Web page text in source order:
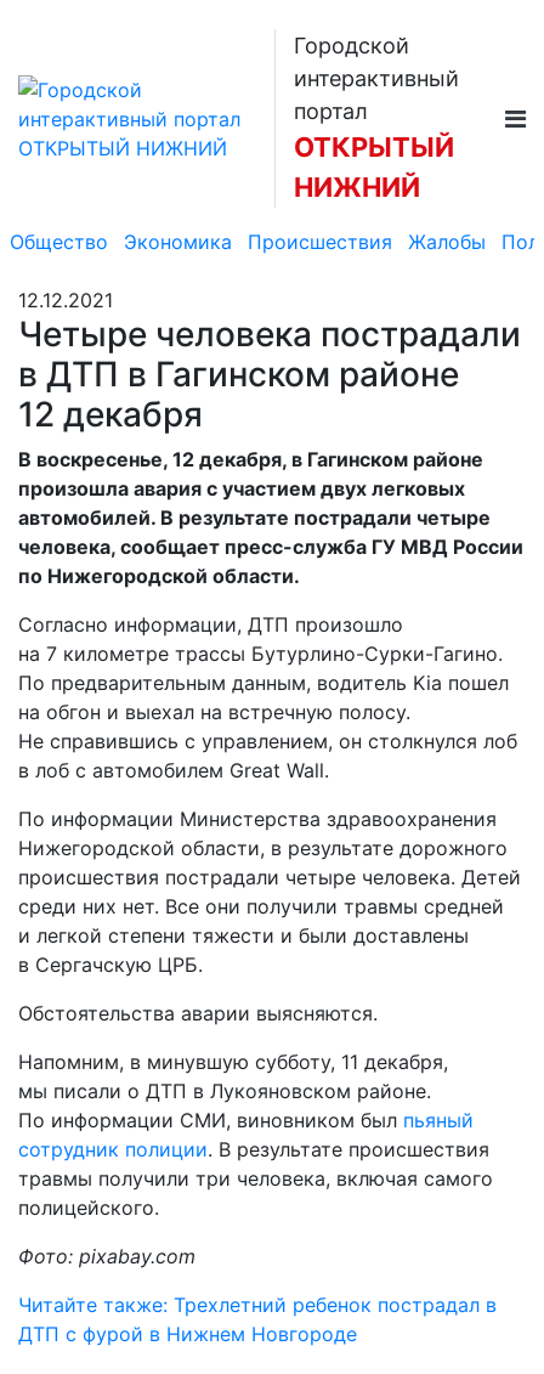
Городской
интерактивный
портал
ОТКРЫТЫЙ
НИЖНИЙ
Общество Экономика Происшествия Жалобы
12.12.2021
Четыре человека пострадали
в ДТП в Гагинском районе
12 декабря
В воскресенье, 12 декабря, в Гагинском районе
произошла авария с участием двух легковых
автомобилей. В результате пострадали четыре
человека, сообщает пресс-служба ГУ МВД России
по Нижегородской области.
Согласно информации, ДТП произошло
на 7 километре трассы Бутурлино-Сурки-Гагино.
По предварительным данным, водитель Kia пошел
на обгон и выехал на встречную полосу.
Не справившись с управлением, он столкнулся лоб
в лоб с автомобилем Great Wall.
По информации Министерства здравоохранения
Нижегородской области, в результате дорожного
происшествия пострадали четыре человека. Детей
среди них нет. Все они получили травмы средней
и легкой степени тяжести и были доставлены
в Сергачскую ЦРБ.
Обстоятельства аварии выясняются.
Напомним, в минувшую субботу, 11 декабря,
мы писали о ДТП в Лукояновском районе.
По информации СМИ, виновником был пьяный
сотрудник полиции. В результате происшествия
травмы получили три человека, включая самого
полицейского.
Фото: pixabay.com
Читайте также: Трехлетний ребенок пострадал в
ДТП с фурой в Нижнем Новгороде